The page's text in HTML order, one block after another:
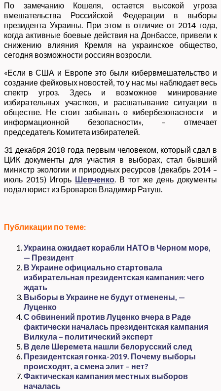
По замечанию Кошеля, остается высокой угроза
вмешательства Российской Федерации в выборы
президента Украины. При этом в отличие от 2014 года,
когда активные боевые действия на Донбассе, привели к
снижению влияния Кремля на украинское общество,
сегодня возможности россиян возросли.
«Если в США и Европе это были кибервмешательство и
создание фейковых новостей, то у нас мы наблюдает весь
спектр угроз. Здесь и возможное минирование
избирательных участков, и расшатывание ситуации в
обществе. Не стоит забывать о кибербезопасности и
информационной безопасности», – отмечает
председатель Комитета избирателей.
31 декабря 2018 года первым человеком, который сдал в
ЦИК документы для участия в выборах, стал бывший
министр экологии и природных ресурсов (декабрь 2014 –
июль 2015) Игорь Шевченко. В тот же день документы
подал юрист из Броваров Владимир Ратуш.
Публикации по теме:
Украина ожидает корабли НАТО в Черном море,
— Президент
В Украине официально стартовала
избирательная президентская кампания: чего
ждать
Выборы в Украине не будут отменены, —
Луценко
С обвинений против Луценко вчера в Раде
фактически началась президентская кампания
Вилкула – политический эксперт
В деле Шеремета нашли белорусский след
Президентская гонка-2019. Почему выборы
происходят, а смена элит – нет?
Фактическая кампания местных выборов
началась